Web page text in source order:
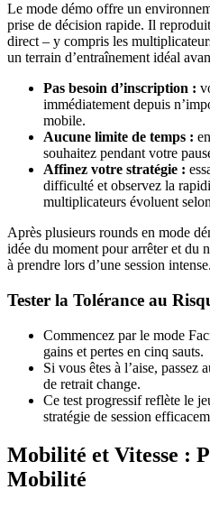
Le mode démo offre un
prise de décision rapide. Il
direct – y compris les
un terrain d’entraînement idéal
Pas besoin d’inscription :
immédiatement depuis
mobile.
Aucune limite de temps :
souhaitez pendant votre
Affinez votre stratégie :
difficulté et observez la
multiplicateurs évoluent
Après plusieurs rounds en mode
idée du moment pour arrêter et du
à prendre lors d’une session intense.
Tester la Tolérance au
Commencez par le mode
gains et pertes en cinq sauts.
Si vous êtes à l’aise,
de retrait change.
Ce test progressif reflète le
stratégie de session
Mobilité et Vitesse :
Mobilité